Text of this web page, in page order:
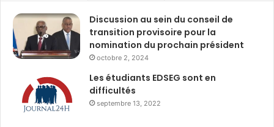
Discussion au sein du conseil de
transition provisoire pour la
nomination du prochain président
octobre 2, 2024
Les étudiants EDSEG sont en
difficultés
septembre 13, 2022